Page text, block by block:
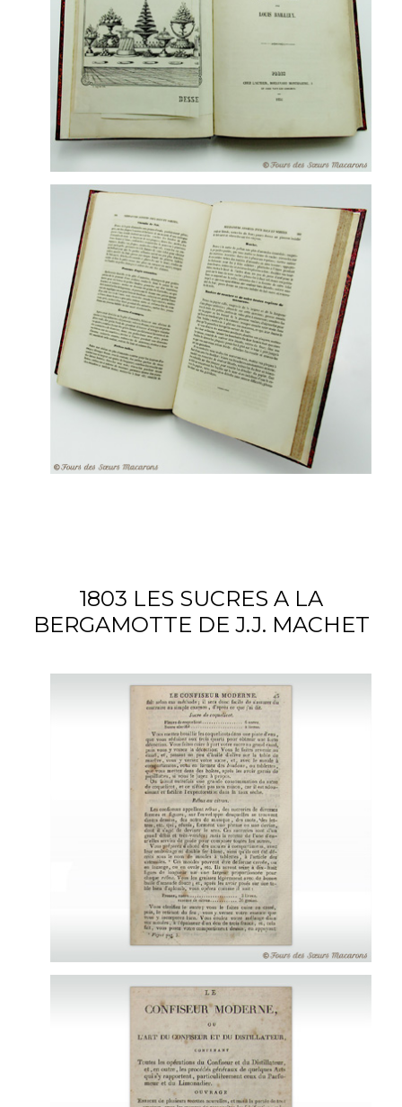
1803 LES SUCRES A LA
BERGAMOTTE DE J.J. MACHET